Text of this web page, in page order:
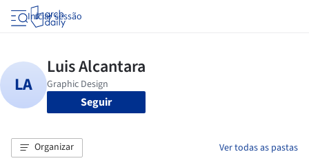
Iniciar sessão
Seguir
Organizar Ver todas as pastas